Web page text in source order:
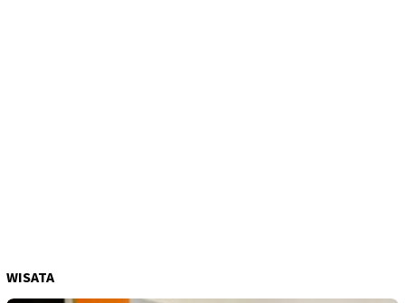
WISATA